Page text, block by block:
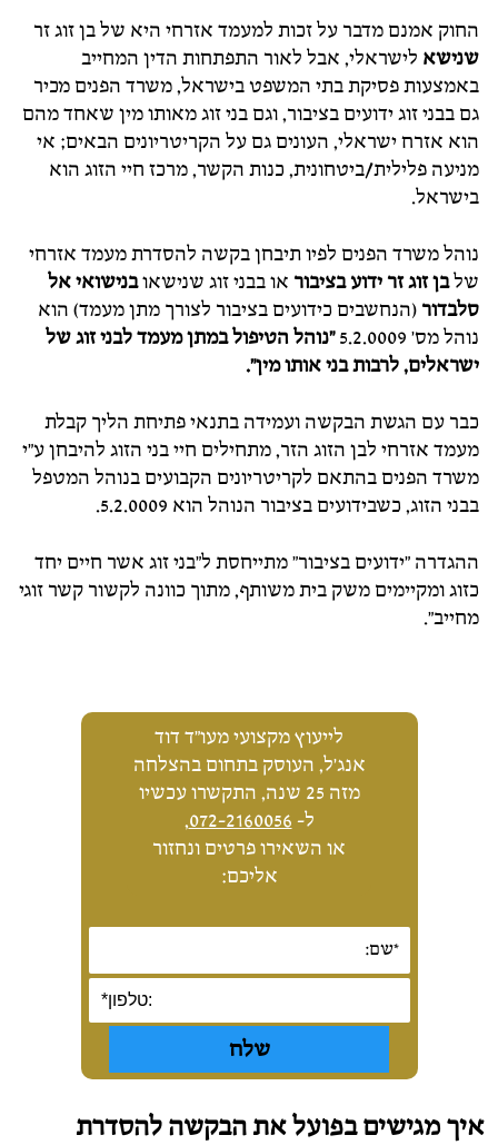
החוק אמנם מדבר על זכות למעמד אזרחי היא של בן זוג זר
שנישא לישראלי, אבל לאור התפתחות הדין המחייב
באמצעות פסיקת בתי המשפט בישראל, משרד הפנים מכיר
גם בבני זוג ידועים בציבור, וגם בני זוג מאותו מין שאחד מהם
הוא אזרח ישראלי, העונים גם על הקריטריונים הבאים; אי
מניעה פלילית/ביטחונית, כנות הקשר, מרכז חיי הזוג הוא
בישראל.
נוהל משרד הפנים לפיו תיבחן בקשה להסדרת מעמד אזרחי
שלבן זוג זר ידוע בציבור או בבני זוג שנישאובנישואי אל
סלבדור (הנחשבים כידועים בציבור לצורך מתן מעמד) הוא
נוהל מס' 5.2.0009
"נוהל הטיפול במתן מעמד לבני זוג של
ישראלים, לרבות בני אותו מין".
כבר עם הגשת הבקשה ועמידה בתנאי פתיחת הליך קבלת
מעמד אזרחי לבן הזוג הזר, מתחילים חיי בני הזוג להיבחן ע"י
משרד הפנים בהתאם לקריטריונים הקבועים בנוהל המטפל
בבני הזוג, כשבידועים בציבור הנוהל הוא 5.2.0009.
ההגדרה "ידועים בציבור" מתייחסת ל"בני זוג אשר חיים יחד
כזוג ומקיימים משק בית משותף, מתוך כוונה לקשור קשר זוגי
מחייב".
לייעוץ מקצועי מעו"ד דוד
אנג'ל, העוסק בתחום בהצלחה
מזה 25 שנה, התקשרו עכשיו
ל- 072-2160056
,
או השאירו פרטים ונחזור
אליכם:
איך מגישים בפועל את הבקשה להסדרת